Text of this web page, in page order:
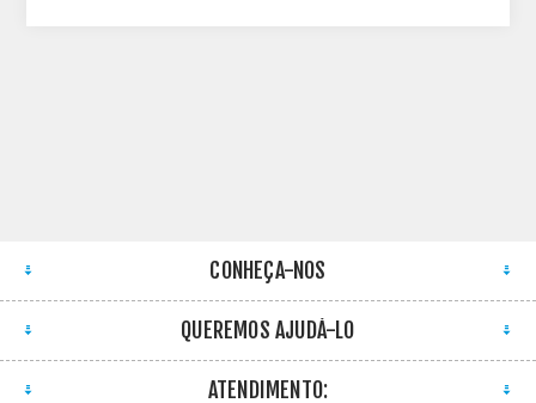
CONHEÇA-NOS
QUEREMOS AJUDÁ-LO
ATENDIMENTO: